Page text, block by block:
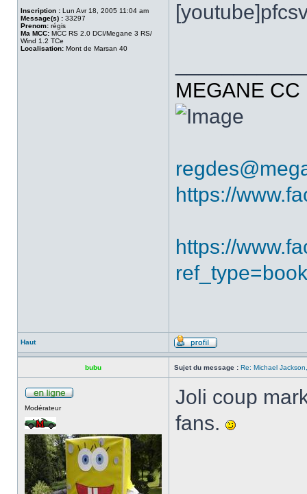
Inscription : Lun Avr 18, 2005 11:04 am
Message(s) : 33297
Prenom: régis
Ma MCC: MCC RS 2.0 DCI/Megane 3 RS/
Wind 1.2 TCe
Localisation: Mont de Marsan 40
MEGANE
https://
https://
Haut
bubu Sujet du message : Re: Michael
Modérateur
Joli coup
fans.